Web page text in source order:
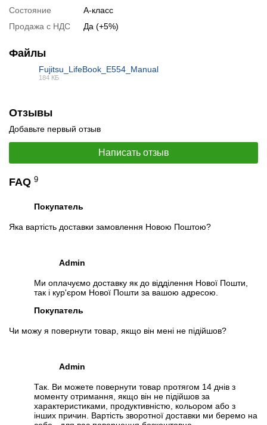
📧Запрос оптовой цены
Отслеживать на Facebook
Состояние
А-класс
Продажа с НДС
Да (+5%)
Файлы
Fujitsu_LifeBook_E554_Manual
184 КБ
Отзывы
Добавьте первый отзыв
Написать отзыв
FAQ 9
Покупатель
Яка вартість доставки замовлення Новою Поштою?
Admin
Ми оплачуємо доставку як до відділення Нової Пошти,
так і кур'єром Нової Пошти за вашою адресою.
Покупатель
Чи можу я повернути товар, якщо він мені не підійшов?
Admin
Так. Ви можете повернути товар протягом 14 днів з
моменту отримання, якщо він не підійшов за
характеристиками, продуктивністю, кольором або з
інших причин. Вартість зворотної доставки ми беремо на